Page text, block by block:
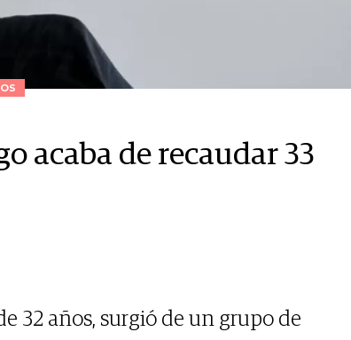
acaba de recaudar 33
32 años, surgió de un grupo de